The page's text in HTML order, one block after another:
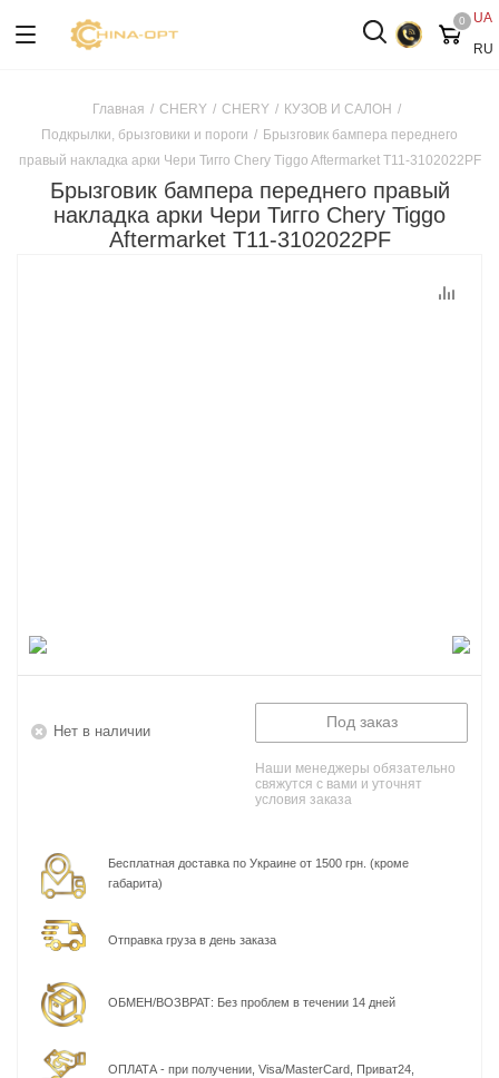
UA
RU
0
Главная / CHERY / CHERY / КУЗОВ И САЛОН /
Подкрылки, брызговики и пороги / Брызговик бампера переднего
правый накладка арки Чери Тигго Chery Tiggo Aftermarket T11-3102022PF
Брызговик бампера переднего правый
накладка арки Чери Тигго Chery Tiggo
Aftermarket T11-3102022PF
Нет в наличии
Под заказ
Наши менеджеры обязательно
свяжутся с вами и уточнят
условия заказа
Бесплатная доставка по Украине от 1500 грн. (кроме
габарита)
Отправка груза в день заказа
ОБМЕН/ВОЗВРАТ: Без проблем в течении 14 дней
ОПЛАТА - при получении, Visa/MasterCard, Приват24,